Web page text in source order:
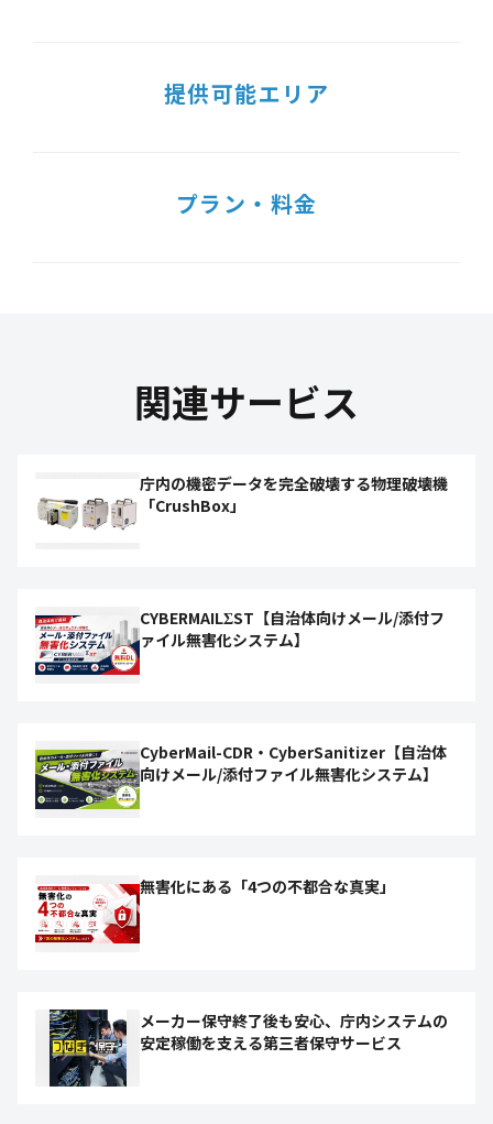
提供可能エリア
プラン・料金
関連サービス
庁内の機密データを完全破壊する物理破壊機
「CrushBox」
CYBERMAILΣST【自治体向けメール/添付フ
ァイル無害化システム】
CyberMail-CDR・CyberSanitizer【自治体
向けメール/添付ファイル無害化システム】
無害化にある「4つの不都合な真実」
メーカー保守終了後も安心、庁内システムの
安定稼働を支える第三者保守サービス